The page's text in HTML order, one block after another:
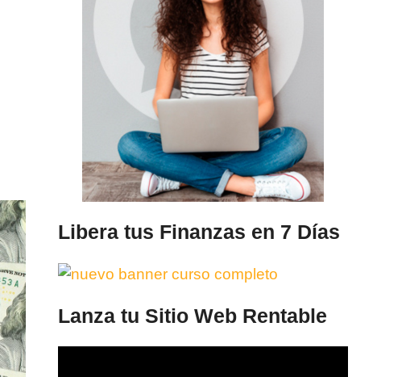
Libera tus Finanzas en 7 Días
Lanza tu Sitio Web Rentable